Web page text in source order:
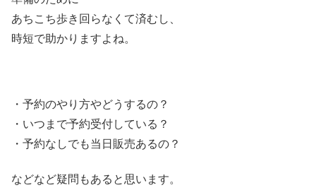
あちこち歩き回らなくて済むし、
時短で助かりますよね。
・予約のやり方やどうするの？
・いつまで予約受付している？
・予約なしでも当日販売あるの？
などなど疑問もあると思います。